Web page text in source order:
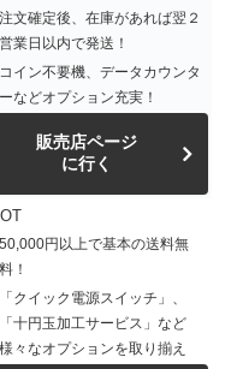
注文確定後、在庫があれば翌２
営業日以内で発送！
コイン不要機、データカウンタ
ーなどオプション充実！
販売店ページ
に行く
50,000円以上で基本の送料無
料！
「クイック電源スイッチ」、
「十円玉加工サービス」など
様々なオプションを取り揃え